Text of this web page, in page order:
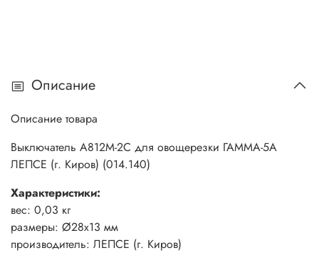
Описание
Описание товара
Выключатель А812М-2С для овощерезки ГАММА-5А
ЛЕПСЕ (г. Киров) (014.140)
Характеристики:
вес: 0,03 кг
размеры: Ø28х13 мм
производитель: ЛЕПСЕ (г. Киров)